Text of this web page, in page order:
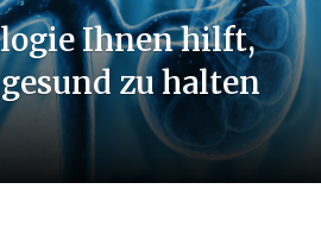
Ihnen hilft,
zu halten